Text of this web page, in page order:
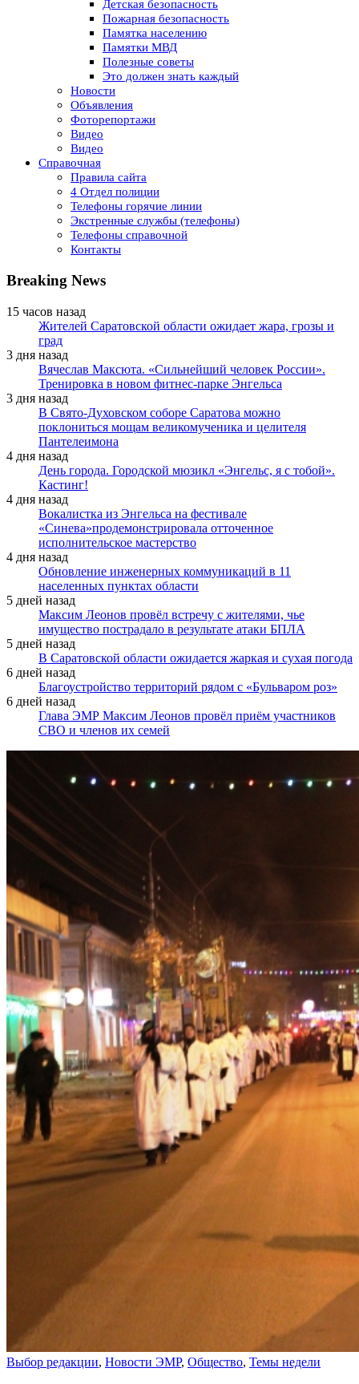
Детская безопасность
Пожарная безопасность
Памятка населению
Памятки МВД
Полезные советы
Это должен знать каждый
Новости
Объявления
Фоторепортажи
Видео
Видео
Справочная
Правила сайта
4 Отдел полиции
Телефоны горячие линии
Экстренные службы (телефоны)
Телефоны справочной
Контакты
Breaking News
15 часов назад
Жителей Саратовской области ожидает жара, грозы и
град
3 дня назад
Вячеслав Максюта. «Сильнейший человек России».
Тренировка в новом фитнес-парке Энгельса
3 дня назад
В Свято-Духовском соборе Саратова можно
поклониться мощам великомученика и целителя
Пантелеимона
4 дня назад
День города. Городской мюзикл «Энгельс, я с тобой».
Кастинг!
4 дня назад
Вокалистка из Энгельса на фестивале
«Синева»продемонстрировала отточенное
исполнительское мастерство
4 дня назад
Обновление инженерных коммуникаций в 11
населенных пунктах области
5 дней назад
Максим Леонов провёл встречу с жителями, чье
имущество пострадало в результате атаки БПЛА
5 дней назад
В Саратовской области ожидается жаркая и сухая погода
6 дней назад
Благоустройство территорий рядом с «Бульваром роз»
6 дней назад
Глава ЭМР Максим Леонов провёл приём участников
СВО и членов их семей
Выбор редакции, Новости ЭМР, Общество, Темы недели